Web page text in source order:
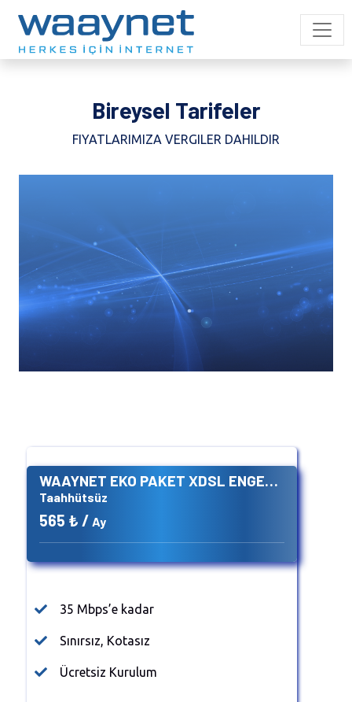
Bireysel Tarifeler
FIYATLARIMIZA VERGILER DAHILDIR
WAAYNET EKO PAKET XDSL ENGELSİZ
Taahhütsüz
565 ₺ / Ay
35 Mbps’e kadar
Sınırsız, Kotasız
Ücretsiz Kurulum